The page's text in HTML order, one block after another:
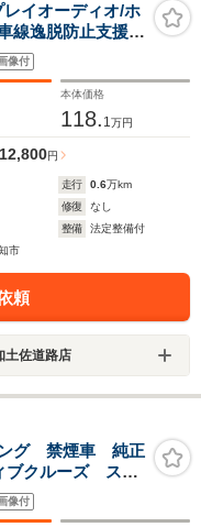
イオーディオ/ホ
線逸脱防止支援シ
横滑り防止装
像付
本体価格
118. 1万円
12,800円
走行 0.6万km
修復
なし
整備
法定整備付
市
頼
土佐道路店
ング 禁煙車 純正
ブクルーズ スマ
ド フルセグTV
レーンアシスト
像付